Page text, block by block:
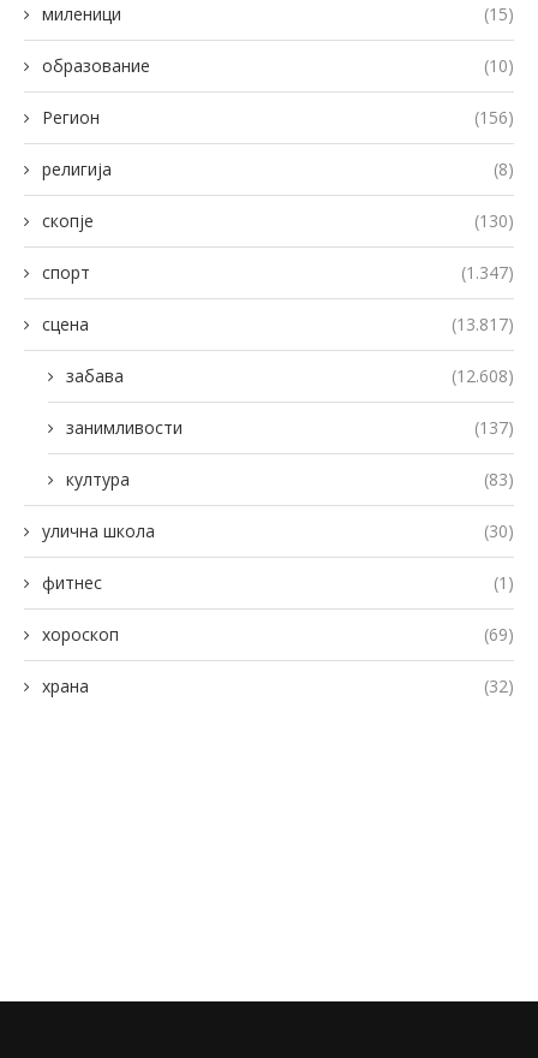
миленици (15)
образование (10)
Регион (156)
религија (8)
скопје (130)
спорт (1.347)
сцена (13.817)
забава (12.608)
занимливости (137)
култура (83)
улична школа (30)
фитнес (1)
хороскоп (69)
храна (32)